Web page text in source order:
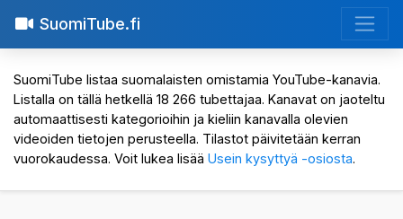
SuomiTube.fi
SuomiTube listaa suomalaisten omistamia YouTube-kanavia.
Listalla on tällä hetkellä 18 266 tubettajaa. Kanavat on jaoteltu
automaattisesti kategorioihin ja kieliin kanavalla olevien
videoiden tietojen perusteella. Tilastot päivitetään kerran
vuorokaudessa. Voit lukea lisää Usein kysyttyä -osiosta.